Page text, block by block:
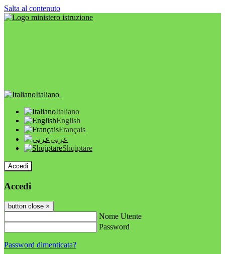
Salta al contenuto
Italiano
Italiano
English
Français
عربى
Shqiptare
Accedi
Accedi
button close ×
Nome Utente
Password
Password dimenticata?